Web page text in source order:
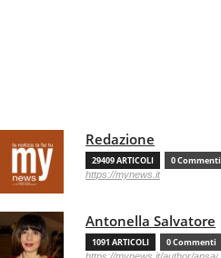
Redazione
29409 ARTICOLI 0 Commenti
https://mynews.it
Antonella Salvatore
1091 ARTICOLI 0 Commenti